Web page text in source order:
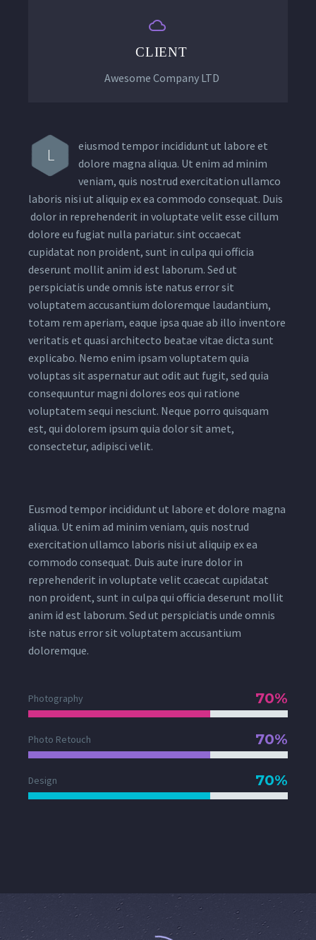


CLIENT
Awesome Company LTD
L
eiusmod tempor incididunt ut labore et
dolore magna aliqua. Ut enim ad minim
veniam, quis nostrud exercitation ullamco
laboris nisi ut aliquip ex ea commodo consequat. Duis
dolor in reprehenderit in voluptate velit esse cillum
dolore eu fugiat nulla pariatur. sint occaecat
cupidatat non proident, sunt in culpa qui officia
deserunt mollit anim id est laborum. Sed ut
perspiciatis unde omnis iste natus error sit
voluptatem accusantium doloremque laudantium,
totam rem aperiam, eaque ipsa quae ab illo inventore
veritatis et quasi architecto beatae vitae dicta sunt
explicabo. Nemo enim ipsam voluptatem quia
voluptas sit aspernatur aut odit aut fugit, sed quia
consequuntur magni dolores eos qui ratione
voluptatem sequi nesciunt. Neque porro quisquam
est, qui dolorem ipsum quia dolor sit amet,
consectetur, adipisci velit.
Eusmod tempor incididunt ut labore et dolore magna
aliqua. Ut enim ad minim veniam, quis nostrud
exercitation ullamco laboris nisi ut aliquip ex ea
commodo consequat. Duis aute irure dolor in
reprehenderit in voluptate velit ccaecat cupidatat
non proident, sunt in culpa qui officia deserunt mollit
anim id est laborum. Sed ut perspiciatis unde omnis
iste natus error sit voluptatem accusantium
doloremque.
Photography 70%
Photo Retouch 70%
Design 70%